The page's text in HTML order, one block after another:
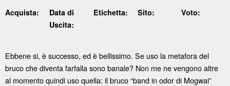
Acquista:
Data di
Uscita:
Etichetta: Sito: Voto:
Ebbene si, è successo, ed è bellissimo. Se uso la metafora del
bruco che diventa farfalla sono banale? Non me ne vengono altre
al momento quindi uso quella: il bruco “band in odor di Mogwai”